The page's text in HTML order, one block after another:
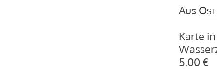
Aus
Karte
5,00 €